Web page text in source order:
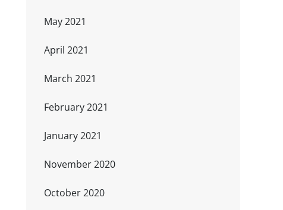
May 2021
April 2021
March 2021
February 2021
January 2021
November 2020
October 2020